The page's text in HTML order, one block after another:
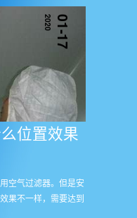
01-17
2020
位置效果
空气过滤器。但是安
果不一样，需要达到